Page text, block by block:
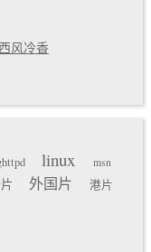
风冷香
linux
msn
外国片
港片